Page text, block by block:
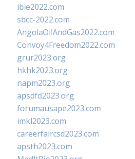
ibie2022.com
sbcc-2022.com
AngolaOilAndGas2022.com
Convoy4Freedom2022.com
grur2023.org
hkhk2023.org
napm2023.org
apsdfd2023.org
forumausape2023.com
imkl2023.com
careerfaircsd2023.com
apsth2023.com